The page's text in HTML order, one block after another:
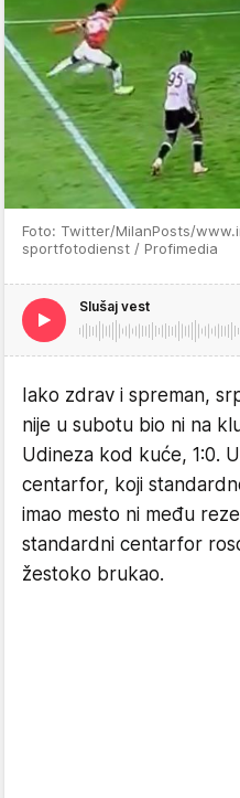
Foto: Twitter/MilanPosts/
sportfotodienst / Profimedia
Slušaj vest
Iako zdrav i spreman,
nije u subotu bio ni na
Udineza kod kuće, 1:0.
centarfor, koji
imao mesto ni među
standardni centarfor
žestoko brukao.